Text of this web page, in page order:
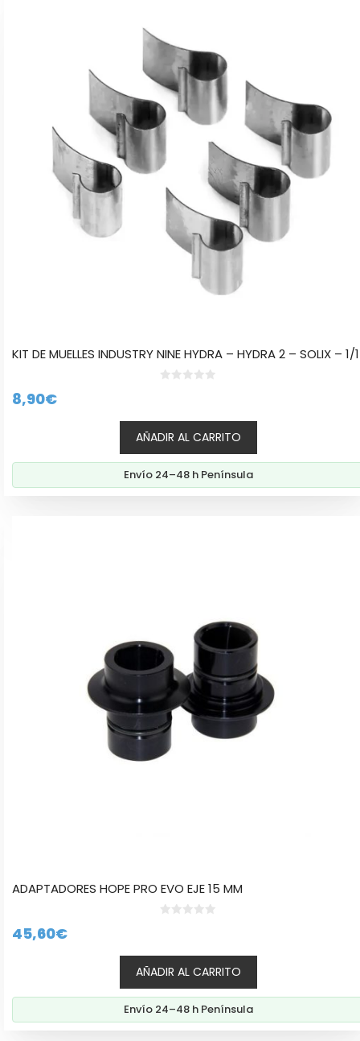
KIT DE MUELLES INDUSTRY NINE HYDRA – HYDRA 2 – SOLIX – 1/1
5
8,90€
AÑADIR AL CARRITO
Envío 24–48 h Península
ADAPTADORES HOPE PRO EVO EJE 15 MM
45,60€
AÑADIR AL CARRITO
Envío 24–48 h Península